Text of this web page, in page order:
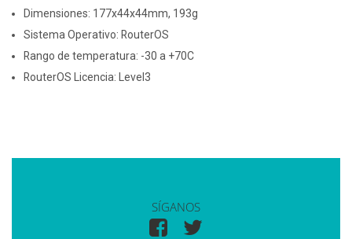
Dimensiones: 177x44x44mm, 193g
Sistema Operativo: RouterOS
Rango de temperatura: -30 a +70C
RouterOS Licencia: Level3
SÍGANOS